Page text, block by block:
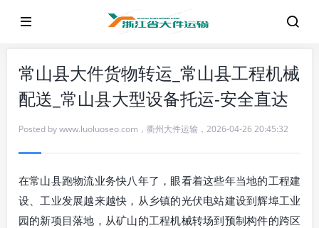
常山县大件货物转运_常山县工程机械
配送_常山县大型设备托运-安全直达
Posted bywww.luoluoseo.com ， 衢州大件运输 ， 2026-04-26 20:45:32
在常山县跑物流业务快八年了，眼看着这些年当地的工程建
设、工业发展越来越快，从乡镇的光伏电站建设到辉埠工业
园的新项目落地，从矿山的工程机械转场到预制构件的跨区